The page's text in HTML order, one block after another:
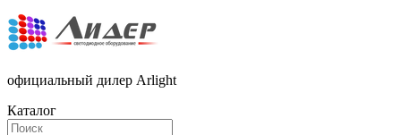
официальный дилер Arlight
Каталог